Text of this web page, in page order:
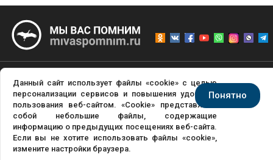
® «МЫ ВАС ПОМНИМ», ООО «БЭСТ КОНСАЛТ», Г.МОСКВА, ИНН
9715006840,WHATSAPP/VIBER/TELEGRAM +7-969-049-47-46
НАПИШИТЕ НАМ
Данный сайт использует файлы «cookie» с целью
персонализации сервисов и повышения удобства
пользования веб-сайтом. «Cookie» представляют
собой небольшие файлы, содержащие
информацию о предыдущих посещениях веб-сайта.
Если вы не хотите использовать файлы «cookie»,
измените настройки браузера.
Понятно